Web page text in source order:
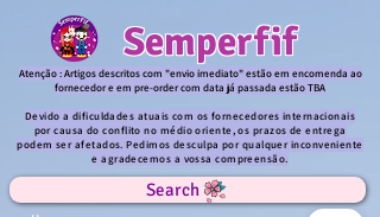
Semperfif
Atenção : Artigos descritos com "envio imediato" estão em encomenda ao
fornecedor e em pre-order com data já passada estão TBA
Devido a dificuldades atuais com os fornecedores internacionais
por causa do conflito no médio oriente, os prazos de entrega
podem ser afetados. Pedimos desculpa por qualquer inconveniente
e agradecemos a vossa compreensão.
Search